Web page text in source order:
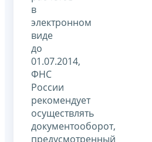
в
электронном
виде
до
01.07.2014,
ФНС
России
рекомендует
осуществлять
документооборот,
предусмотренный